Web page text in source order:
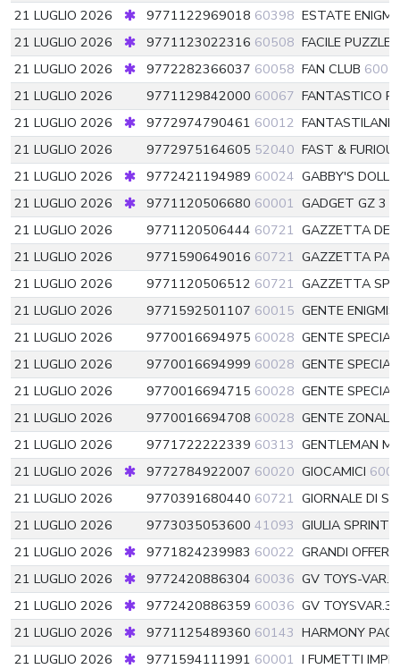
21 LUGLIO 2026
9771122969018 60398 ESTATE
21 LUGLIO 2026
9771123022316 60508 FACILE PUZZLE
21 LUGLIO 2026
9772282366037 60058 FAN CLUB
21 LUGLIO 2026
9771129842000 60067 FANTASTICO
21 LUGLIO 2026
9772974790461 60012
21 LUGLIO 2026
9772975164605 52040 FAST &
21 LUGLIO 2026
9772421194989 60024 GABBY'S
21 LUGLIO 2026
9771120506680 60001 GADGET GZ 3
21 LUGLIO 2026
9771120506444 60721 GAZZETTA
21 LUGLIO 2026
9771590649016 60721 GAZZETTA
21 LUGLIO 2026
9771120506512 60721 GAZZETTA
21 LUGLIO 2026
9771592501107 60015 GENTE
21 LUGLIO 2026
9770016694975 60028 GENTE
21 LUGLIO 2026
9770016694999 60028 GENTE
21 LUGLIO 2026
9770016694715 60028 GENTE
21 LUGLIO 2026
9770016694708 60028 GENTE
21 LUGLIO 2026
9771722222339 60313 GENTLEMAN
21 LUGLIO 2026
9772784922007 60020 GIOCAMICI
21 LUGLIO 2026
9770391680440 60721 GIORNALE DI
21 LUGLIO 2026
9773035053600 41093 GIULIA SPRINT
21 LUGLIO 2026
9771824239983 60022 GRANDI
21 LUGLIO 2026
9772420886304 60036 GV TOYS-
21 LUGLIO 2026
9772420886359 60036 GV
21 LUGLIO 2026
9771125489360 60143 HARMONY
21 LUGLIO 2026
9771594111991 60001 I FUMETTI